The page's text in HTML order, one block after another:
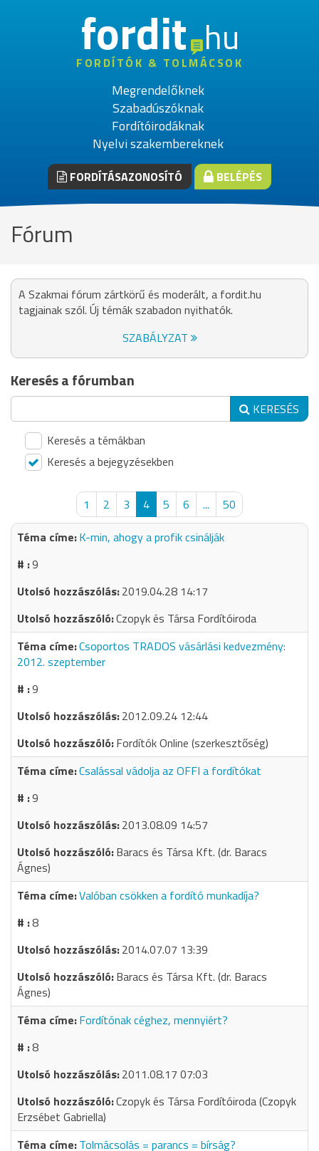
fordithu
FORDÍTÓK & TOLMÁCSOK
Megrendelőknek
Szabadúszóknak
Fordítóirodáknak
Nyelvi szakembereknek
FORDÍTÁSAZONOSÍTÓ BELÉPÉS
Fórum
A Szakmai fórum zártkörű és moderált, a fordit.hu
tagjainak szól. Új témák szabadon nyithatók.
SZABÁLYZAT
Keresés a fórumban
KERESÉS
Keresés a témákban
Keresés a bejegyzésekben
1 2 3 4 5 6 ...
50
K-min, ahogy a profik csinálják
9
2019.04.28 14:17
Czopyk és Társa Fordítóiroda
Csoportos TRADOS vásárlási kedvezmény:
2012. szeptember
9
2012.09.24 12:44
Fordítók Online (szerkesztőség)
Csalással vádolja az OFFI a fordítókat
9
2013.08.09 14:57
Baracs és Társa Kft. (dr. Baracs
Ágnes)
Valóban csökken a fordító munkadíja?
8
2014.07.07 13:39
Baracs és Társa Kft. (dr. Baracs
Ágnes)
Fordítónak céghez, mennyiért?
8
2011.08.17 07:03
Czopyk és Társa Fordítóiroda (Czopyk
Erzsébet Gabriella)
Tolmácsolás = parancs = bírság?